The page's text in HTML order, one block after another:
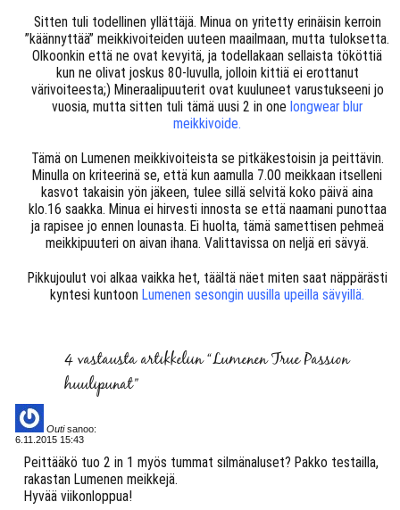
Sitten tuli todellinen yllättäjä. Minua on yritetty erinäisin kerroin
”käännyttää” meikkivoiteiden uuteen maailmaan, mutta tuloksetta.
Olkoonkin että ne ovat kevyitä, ja todellakaan sellaista tököttiä
kun ne olivat joskus 80-luvulla, jolloin kittiä ei erottanut
värivoiteesta;) Mineraalipuuterit ovat kuuluneet varustukseeni jo
vuosia, mutta sitten tuli tämä uusi 2 in one longwear blur
meikkivoide.
Tämä on Lumenen meikkivoiteista se pitkäkestoisin ja peittävin.
Minulla on kriteerinä se, että kun aamulla 7.00 meikkaan itselleni
kasvot takaisin yön jäkeen, tulee sillä selvitä koko päivä aina
klo.16 saakka. Minua ei hirvesti innosta se että naamani punottaa
ja rapisee jo ennen lounasta. Ei huolta, tämä samettisen pehmeä
meikkipuuteri on aivan ihana. Valittavissa on neljä eri sävyä.
Pikkujoulut voi alkaa vaikka het, täältä näet miten saat näppärästi
kyntesi kuntoon Lumenen sesongin uusilla upeilla sävyillä.
4 vastausta artikkeliin “Lumenen True Passion
huulipunat”
Outi sanoo:
6.11.2015 15:43
Peittääkö tuo 2 in 1 myös tummat silmänaluset? Pakko testailla,
rakastan Lumenen meikkejä.
Hyvää viikonloppua!